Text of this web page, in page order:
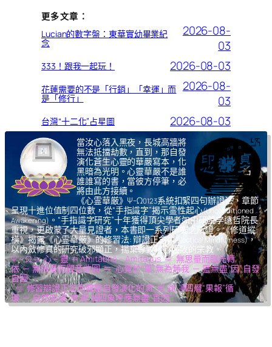
更多文章：
Lucian的數字盤：東華實幼畢業紀
念
2026-08-
03
333！跟我一起玩！ 2026-08-03
花蓮需要的不是「行銷」「幸運」而
是「修行」
2026-08-
03
台灣“十二化”占星圖 2026-08-03
當汝心落入黑夜，長城高牆將
無法抵擋劫數，直到，那自發
演化蒼生心靈的華嚴寫本，化
黑暗為光明。心靈華嚴不是誰
誰誰寫的書，當彼方停筆，必
將由此方接續。
《心霊華厳》Ψ-Ω0123系統扣緊四句辦證法，章節
呈現十進位值制四位數，從“手指識字”揭示霊性起心(Unconditioned
Awakening) 。“手指識字研究”十年獲得頂尖學者如中研院李遠哲院長
重視，更啟蒙了大量見證者，本書即一系列研究之所證。《修道縱
橫》揭露《心霊華厳》的修習法: 辯證正念(Dialectical Mindfulness)，
以內斂修真的研究破邪顯正，揚棄導致核心腐敗的宗教。
Ψ – Ω ＝ 心 – 靈 ＝ Amitābhā – Amitāyus ＝ 無思量而臨光轉
依 ─ 無限量而觀音收圓 ＝ 心覺於“果”,無為無我 ─ 靈無盡“因”,自發
自圓
＝ 修習辯證正念而體驗自發演化的氣,光,我,凈四層“果報”循
環 ─ 自然如復,坤,乾,逅四象呼應無盡“善因”